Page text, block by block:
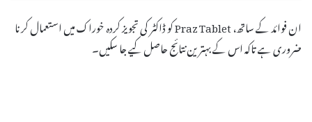
ان فوائد کے ساتھ، Praz Tablet کو ڈاکٹر کی تجویز کردہ خوراک میں استعمال کرنا
ضروری ہے تاکہ اس کے بہترین نتائج حاصل کیے جا سکیں۔